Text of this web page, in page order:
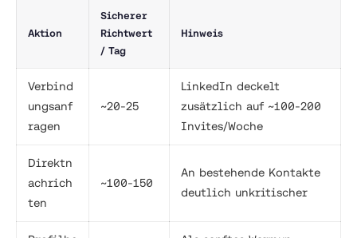
Aktion
Sicherer
Richtwert
/ Tag
Hinweis
Verbind
ungsanf
ragen
~20-25
LinkedIn deckelt
zusätzlich auf ~100-200
Invites/Woche
Direktn
achrich
ten
~100-150
An bestehende Kontakte
deutlich unkritischer